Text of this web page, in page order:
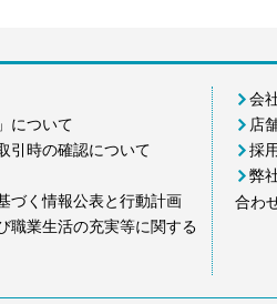
について
引時の確認について
づく情報公表と行動計画
職業生活の充実等に関する
会
店
採
弊
合わ